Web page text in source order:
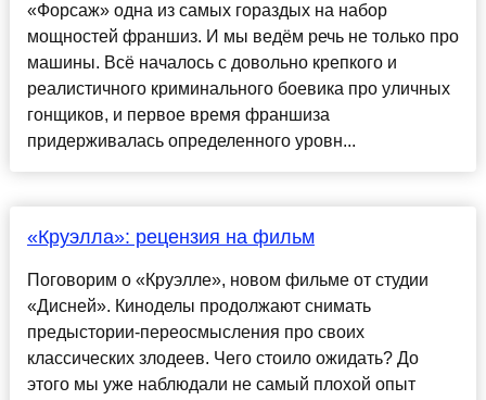
«Форсаж» одна из самых гораздых на набор
мощностей франшиз. И мы ведём речь не только про
машины. Всё началось с довольно крепкого и
реалистичного криминального боевика про уличных
гонщиков, и первое время франшиза
придерживалась определенного уровн...
«Круэлла»: рецензия на фильм
Поговорим о «Круэлле», новом фильме от студии
«Дисней». Киноделы продолжают снимать
предыстории-переосмысления про своих
классических злодеев. Чего стоило ожидать? До
этого мы уже наблюдали не самый плохой опыт